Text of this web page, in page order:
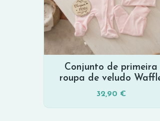
Conjunto de primeira
roupa de veludo
32,90 €